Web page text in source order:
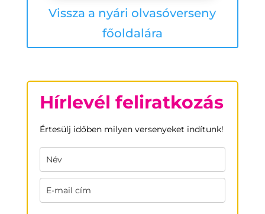
Vissza a nyári olvasóverseny
főoldalára
Hírlevél feliratkozás
Értesülj időben milyen versenyeket indítunk!